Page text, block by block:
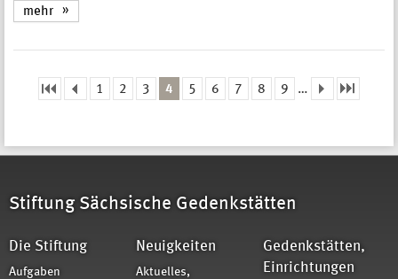
mehr
1 2 3 4 5 6 7 8 9 …
Stiftung Sächsische Gedenkstätten
Die Stiftung
Aufgaben
Neuigkeiten
Aktuelles,
Gedenkstätten,
Einrichtungen